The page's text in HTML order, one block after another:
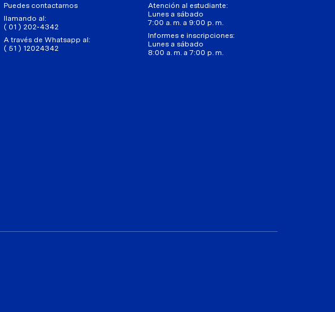
Puedes contactarnos
llamando al:
( 01 ) 202-4342
A través de Whatsapp al:
( 51 ) 12024342
Atención al estudiante:
Lunes a sábado
7:00 a. m. a 9:00 p. m.
Informes e inscripciones:
Lunes a sábado
8:00 a. m. a 7:00 p. m.